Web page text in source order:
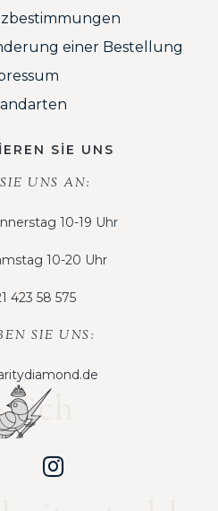
einer Bestellung
SİE UNS
UNS AN:
10-19 Uhr
10-20 Uhr
423 58 575
SIE UNS: